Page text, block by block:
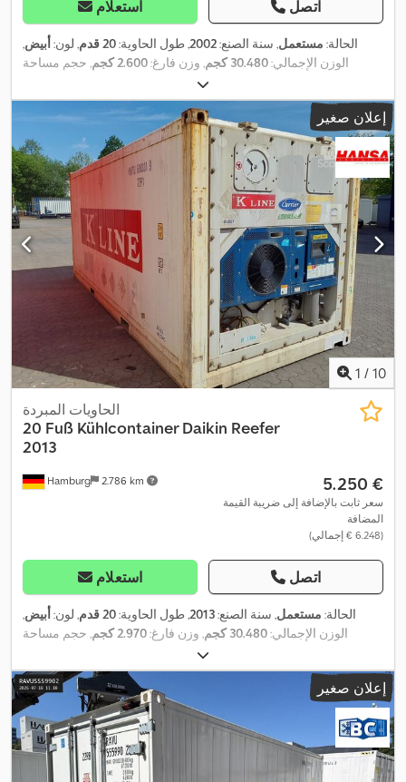
استعلام اتصل
الحالة: مستعمل, سنة الصنع:2002, طول الحاوية:20 قدم , لون:أبيض,
الوزن الإجمالي:30.480 كجم , وزن فارغ:2.600 كجم
, حجم مساحة
, عرض مساحة التحميل:
5.710 مم
, ارتفاع مساحة التحميل:2.385 مم , رقم الآلة/المركبة:NARU
370879-6
, معدات:تكييف الهواء, وحدة تبريد , إعلان صغير
1 / 10
Hamburg 2.786 km
الحاويات المبردة
20 Fuß Kühlcontainer Daikin Reefer
2013
‏5.250 €
سعر ثابت بالإضافة إلى ضريبة القيمة
المضافة
(‏6.248 € إجمالي)
استعلام اتصل
الحالة: مستعمل, سنة الصنع:2013, طول الحاوية:20 قدم , لون:أبيض,
الوزن الإجمالي:30.480 كجم , وزن فارغ:2.970 كجم
, حجم مساحة
, عرض مساحة التحميل:
التحميل:5.450 مم , ارتفاع مساحة التحميل:2.246 مم ,
إعلان صغير